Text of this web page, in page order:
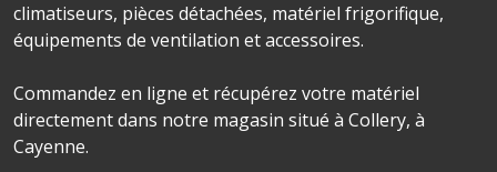
climatiseurs, pièces détachées, matériel frigorifique,
équipements de ventilation et accessoires.
Commandez en ligne et récupérez votre matériel
directement dans notre magasin situé à Collery, à
Cayenne.